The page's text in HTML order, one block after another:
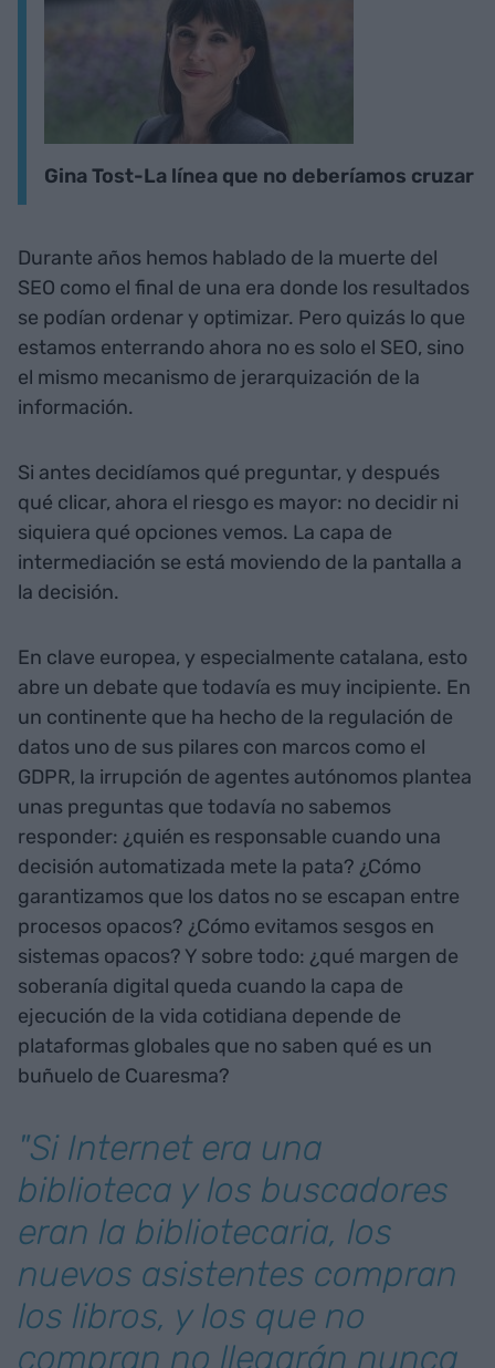
Gina Tost-La línea que no deberíamos cruzar
Durante años hemos hablado de la muerte del
SEO como el final de una era donde los resultados
se podían ordenar y optimizar. Pero quizás lo que
estamos enterrando ahora no es solo el SEO, sino
el mismo mecanismo de jerarquización de la
información.
Si antes decidíamos qué preguntar, y después
qué clicar, ahora el riesgo es mayor: no decidir ni
siquiera qué opciones vemos. La capa de
intermediación se está moviendo de la pantalla a
la decisión.
En clave europea, y especialmente catalana, esto
abre un debate que todavía es muy incipiente. En
un continente que ha hecho de la regulación de
datos uno de sus pilares con marcos como el
GDPR, la irrupción de agentes autónomos plantea
unas preguntas que todavía no sabemos
responder: ¿quién es responsable cuando una
decisión automatizada mete la pata? ¿Cómo
garantizamos que los datos no se escapan entre
procesos opacos? ¿Cómo evitamos sesgos en
sistemas opacos? Y sobre todo: ¿qué margen de
soberanía digital queda cuando la capa de
ejecución de la vida cotidiana depende de
plataformas globales que no saben qué es un
buñuelo de Cuaresma?
"Si Internet era una
biblioteca y los buscadores
eran la bibliotecaria, los
nuevos asistentes compran
los libros, y los que no
compran no llegarán nunca